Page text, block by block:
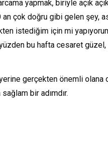
yapmak, biriyle açık
çok doğru gibi gelen şey,
istediğim için mi
bu hafta cesaret
gerçekten önemli olana
bir adımdır.